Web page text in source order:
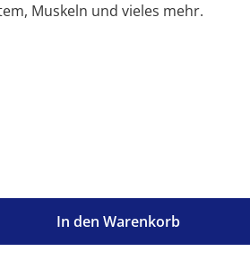
Muskeln und vieles mehr.
In den Warenkorb